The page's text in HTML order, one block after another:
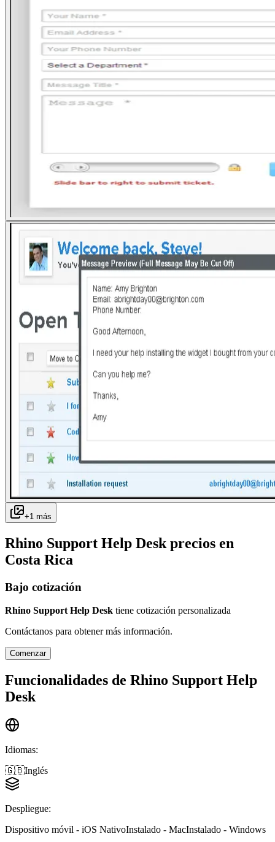
+1 más
Rhino Support Help Desk precios en
Costa Rica
Bajo cotización
Rhino Support Help Desk tiene cotización personalizada
Contáctanos para obtener más información.
Comenzar
Funcionalidades de Rhino Support Help
Desk
Idiomas:
🇬🇧Inglés
Despliegue:
Dispositivo móvil - iOS NativoInstalado - MacInstalado - Windows